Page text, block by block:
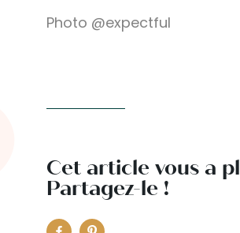
Photo @expectful
Cet article vous a
Partagez-le !